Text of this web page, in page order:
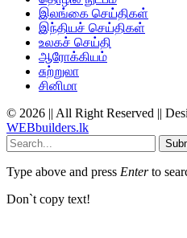
இலங்கை செய்திகள்
இந்தியச் செய்திகள்
உலகச் செய்தி
ஆரோக்கியம்
சுற்றுலா
சினிமா
© 2026 || All Right Reserved ||
WEBbuilders.lk
Type above and press Enterto
Don`t copy text!